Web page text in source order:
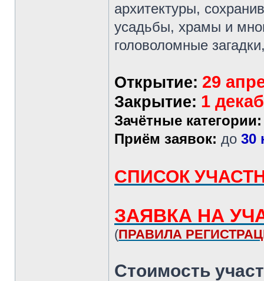
архитектуры,
усадьбы, храмы и
головоломные
Открытие: 29
Закрытие: 1
Зачётные категории:
Приём заявок: до 30
СПИСОК
ЗАЯВКА НА
(ПРАВИЛА
Стоимость